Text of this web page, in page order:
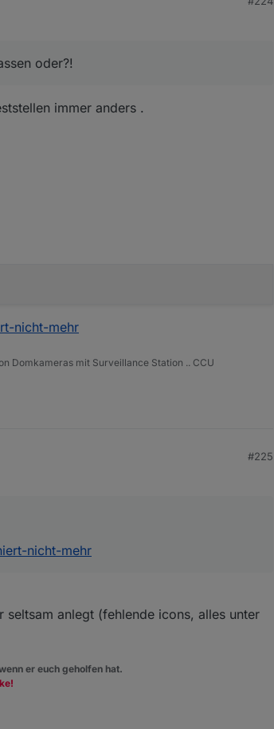
oder?!
immer anders .
nicht-mehr
Domkameras mit Surveillance Station .. CCU
#225
nicht-mehr
anlegt (fehlende icons, alles unter
er euch geholfen hat.